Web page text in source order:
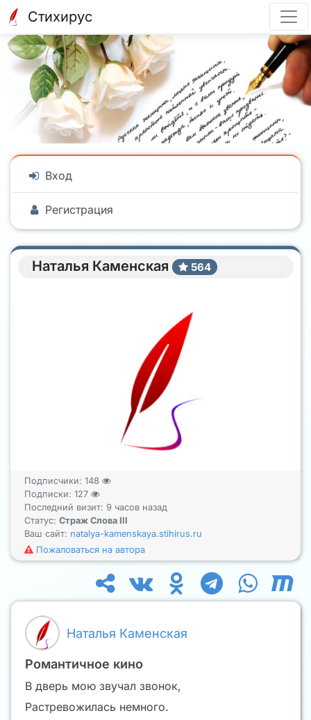
Стихирус
Вход
Регистрация
Наталья Каменская 564
Подписчики: 148
Подписки: 127
Последний визит: 9 часов назад
Статус: Страж Слова III
Ваш сайт: natalya-kamenskaya.stihirus.ru
Пожаловаться на автора
Наталья Каменская
Романтичное кино
В дверь мою звучал звонок,
Растревожилась немного.